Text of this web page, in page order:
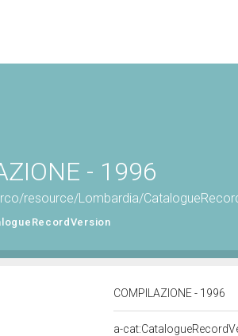
- 1996
resource/Lombardia/
COMPILAZIONE - 1996
a-